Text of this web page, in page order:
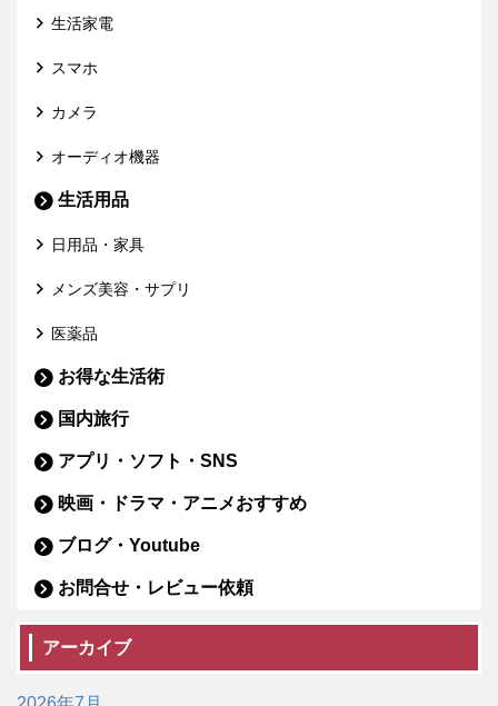
生活家電
スマホ
カメラ
オーディオ機器
生活用品
日用品・家具
メンズ美容・サプリ
医薬品
お得な生活術
国内旅行
アプリ・ソフト・SNS
映画・ドラマ・アニメおすすめ
ブログ・Youtube
お問合せ・レビュー依頼
アーカイブ